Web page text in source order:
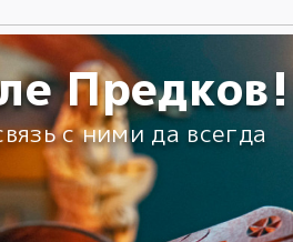
Предков!
с ними да всегда